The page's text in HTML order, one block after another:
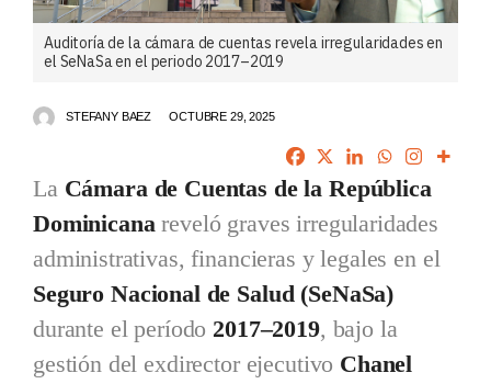
Auditoría de la cámara de cuentas revela irregularidades en
el SeNaSa en el periodo 2017–2019
STEFANY BAEZ OCTUBRE 29, 2025
La Cámara de Cuentas de la República
Dominicanareveló graves irregularidades
administrativas, financieras y legales en el
Seguro Nacional de Salud (SeNaSa)
durante el período 2017–2019, bajo la
gestión del exdirector ejecutivo Chanel